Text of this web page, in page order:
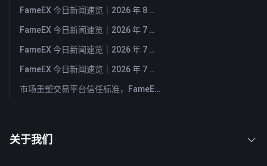
FameEX 今日新闻速览｜2026 年 8 月 3 日
FameEX 今日新闻速览｜2026 年 7 月 31 日
FameEX 今日新闻速览｜2026 年 7 月 30 日
FameEX 今日新闻速览｜2026 年 7 月 29 日
市场重塑交易平台信任标准，FameEX 以八年稳健运营持续服务全球用户
关于我们